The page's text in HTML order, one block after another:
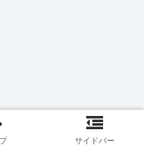
サイドバー